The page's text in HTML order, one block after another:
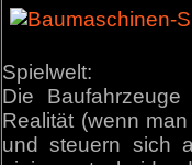
Spielwelt:
Die
Realität (wenn
und steuern sich